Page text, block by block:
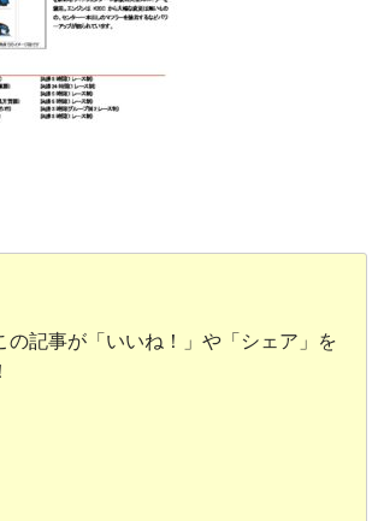
の記事が「いいね！」や「シェア」を